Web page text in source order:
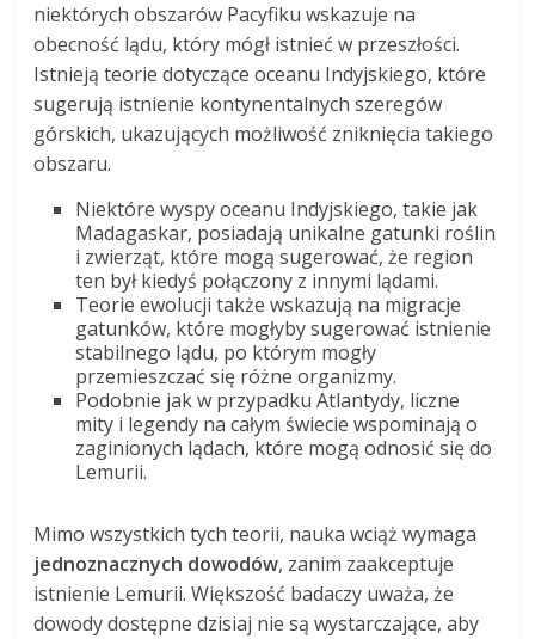
niektórych obszarów Pacyfiku wskazuje na
obecność lądu, który mógł istnieć w przeszłości.
Istnieją teorie dotyczące oceanu Indyjskiego, które
sugerują istnienie kontynentalnych szeregów
górskich, ukazujących możliwość zniknięcia takiego
obszaru.
Niektóre wyspy oceanu Indyjskiego, takie jak
Madagaskar, posiadają unikalne gatunki roślin
i zwierząt, które mogą sugerować, że region
ten był kiedyś połączony z innymi lądami.
Teorie ewolucji także wskazują na migracje
gatunków, które mogłyby sugerować istnienie
stabilnego lądu, po którym mogły
przemieszczać się różne organizmy.
Podobnie jak w przypadku Atlantydy, liczne
mity i legendy na całym świecie wspominają o
zaginionych lądach, które mogą odnosić się do
Lemurii.
Mimo wszystkich tych teorii, nauka wciąż wymaga
jednoznacznych dowodów, zanim zaakceptuje
istnienie Lemurii. Większość badaczy uważa, że
dowody dostępne dzisiaj nie są wystarczające, aby